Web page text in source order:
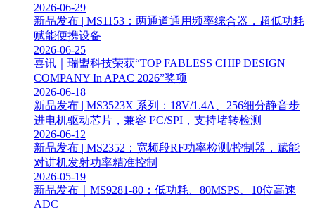
2026-06-29
新品发布 | MS1153：两通道通用频率综合器，超低功耗
赋能便携设备
2026-06-25
喜讯｜瑞盟科技荣获“TOP FABLESS CHIP DESIGN
COMPANY In APAC 2026”奖项
2026-06-18
新品发布 | MS3523X 系列：18V/1.4A、256细分静音步
进电机驱动芯片，兼容 I²C/SPI，支持堵转检测
2026-06-12
新品发布 | MS2352：宽频段RF功率检测/控制器，赋能
对讲机发射功率精准控制
2026-05-19
新品发布｜MS9281-80：低功耗、80MSPS、10位高速
ADC